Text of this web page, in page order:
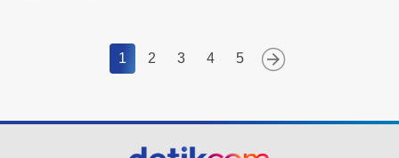
1 2 3 4 5